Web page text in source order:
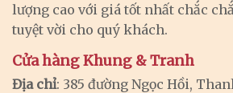
lượng cao với giá tốt nhất chắc
tuyệt vời cho quý khách.
Cửa hàng Khung & Tranh
Địa chỉ: 385 đường Ngọc Hồi,